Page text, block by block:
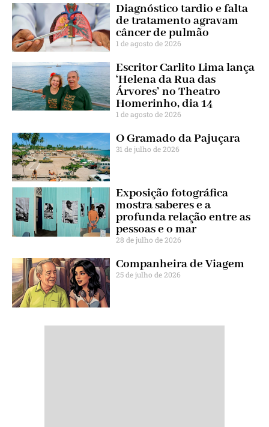
Diagnóstico tardio e falta
de tratamento agravam
câncer de pulmão
1 de agosto de 2026
Escritor Carlito Lima lança
‘Helena da Rua das
Árvores’ no Theatro
Homerinho, dia 14
1 de agosto de 2026
O Gramado da Pajuçara
31 de julho de 2026
Exposição fotográfica
mostra saberes e a
profunda relação entre as
pessoas e o mar
28 de julho de 2026
Companheira de Viagem
25 de julho de 2026